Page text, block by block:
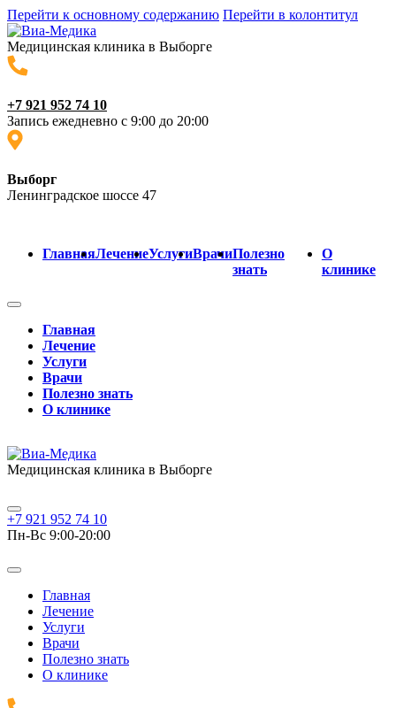
Перейти к основному содержанию Перейти в колонтитул
Медицинская клиника в Выборге
+7 921 952 74 10
Запись ежедневно с 9:00 до 20:00
Выборг
Ленинградское шоссе 47
ГлавнаяЛечениеУслугиВрачиПолезно
знать
О
клинике
Главная
Лечение
Услуги
Врачи
Полезно знать
О клинике
Медицинская клиника в Выборге
+7 921 952 74 10
Пн-Вс 9:00-20:00
Главная
Лечение
Услуги
Врачи
Полезно знать
О клинике